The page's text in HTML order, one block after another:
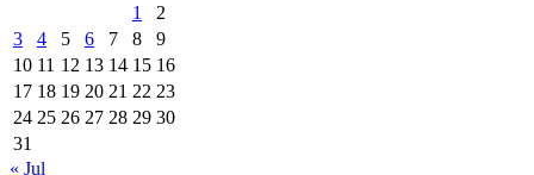
1
2
3
4 5 6 7 8
9
10 11 12 13 14 15 16
17 18 19 20 21 22 23
24 25 26 27 28 29 30
31
« Jul